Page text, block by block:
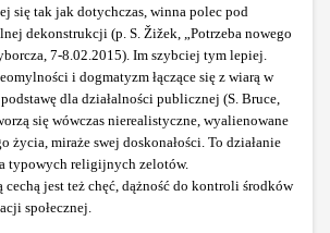
się tak jak dotychczas, winna polec pod
dekonstrukcji (p. S. Žižek, „Potrzeba nowego
7-8.02.2015). Im szybciej tym lepiej.
i dogmatyzm łączące się z wiarą w
dla działalności publicznej (S. Bruce,
się wówczas nierealistyczne, wyalienowane
życia, miraże swej doskonałości. To działanie
typowych religijnych zelotów.
cechą jest też chęć, dążność do kontroli środków
społecznej.